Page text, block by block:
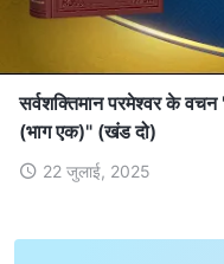
सर्वशक्तिमान परमेश्वर के
(भाग एक)" (खंड दो)
22 जुलाई, 2025